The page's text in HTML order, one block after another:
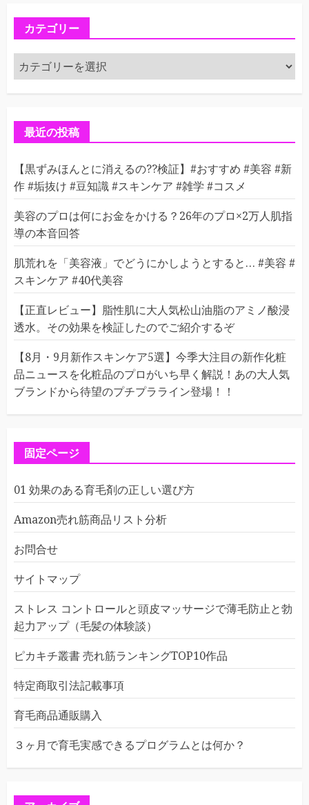
カテゴリー
カ
テ
ゴ
最近の投稿
【黒ずみほんとに消えるの??検証】#おすすめ #美容 #新
作 #垢抜け #豆知識 #スキンケア #雑学 #コスメ
美容のプロは何にお金をかける？26年のプロ×2万人肌指
導の本音回答
肌荒れを「美容液」でどうにかしようとすると… #美容 #
スキンケア #40代美容
【正直レビュー】脂性肌に大人気松山油脂のアミノ酸浸
透水。その効果を検証したのでご紹介するぞ
【8月・9月新作スキンケア5選】今季大注目の新作化粧
品ニュースを化粧品のプロがいち早く解説！あの大人気
ブランドから待望のプチプラライン登場！！
固定ページ
01 効果のある育毛剤の正しい選び方
Amazon売れ筋商品リスト分析
お問合せ
サイトマップ
ストレス コントロールと頭皮マッサージで薄毛防止と勃
起力アップ（毛髪の体験談）
ピカキチ叢書 売れ筋ランキングTOP10作品
特定商取引法記載事項
育毛商品通販購入
３ヶ月で育毛実感できるプログラムとは何か？